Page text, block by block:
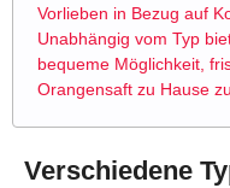
Vorlieben in Bezug auf
Unabhängig vom Typ
bequeme Möglichkeit,
Orangensaft zu Hause
Verschiedene